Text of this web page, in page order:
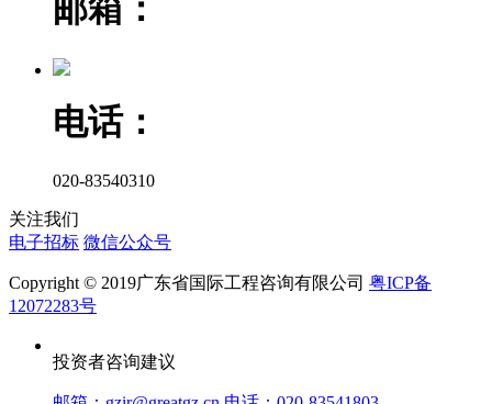
邮箱：
电话：
020-83540310
关注我们
电子招标 微信公众号
Copyright © 2019广东省国际工程咨询有限公司 粤ICP备
12072283号
投资者咨询建议